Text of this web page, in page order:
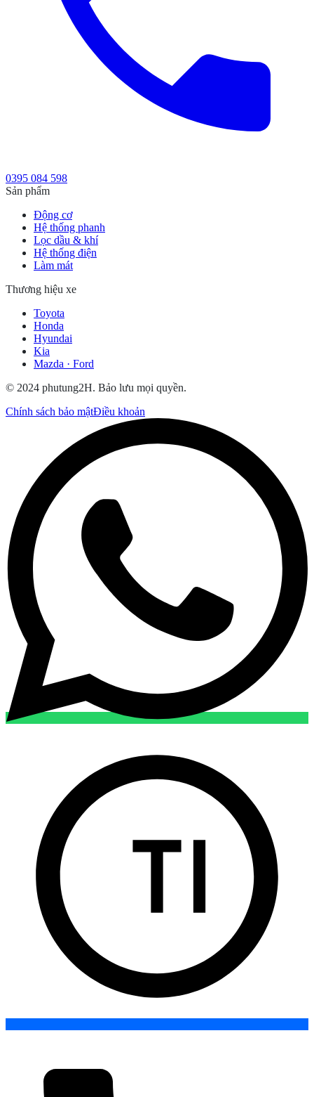
0395 084 598
Sản phẩm
Động cơ
Hệ thống phanh
Lọc dầu & khí
Hệ thống điện
Làm mát
Thương hiệu xe
Toyota
Honda
Hyundai
Kia
Mazda · Ford
© 2024 phutung2H. Bảo lưu mọi quyền.
Chính sách bảo mậtĐiều khoản